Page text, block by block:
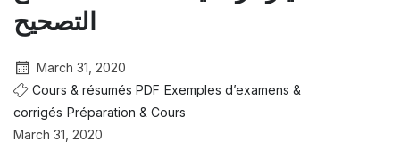
التصحيح
March 31, 2020
Cours & résumés PDF Exemples d’examens &
corrigés Préparation & Cours
March 31, 2020